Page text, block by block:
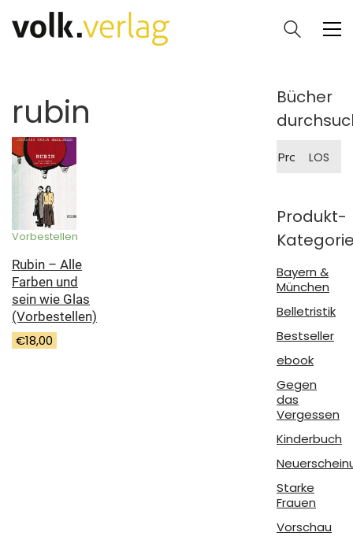
rubin
Vorbestellen
Rubin – Alle
Farben und
sein wie Glas
(Vorbestellen)
€18,00
Bücher
nach:
LOS
Produkt-
Bayern &
München
Belletristik
Bestseller
ebook
Gegen
das
Vergessen
Kinderbuch
Starke
Frauen
Vorschau